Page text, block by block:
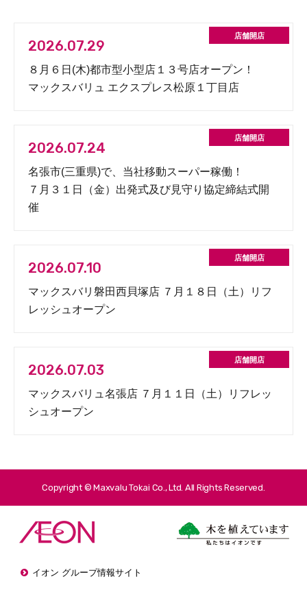
2026.07.29
８月６日(木)都市型小型店１３号店オープン！
マックスバリュ エクスプレス松原１丁目店
2026.07.24
名張市(三重県)で、当社移動スーパー稼働！
７月３１日（金）出発式及び見守り協定締結式開
催
2026.07.10
マックスバリ磐田西貝塚店 ７月１８日（土）リフ
レッシュオープン
2026.07.03
マックスバリュ名張店 ７月１１日（土）リフレッ
シュオープン
Copyright © Maxvalu Tokai Co., Ltd. All Rights Reserved.
イオン グループ情報サイト